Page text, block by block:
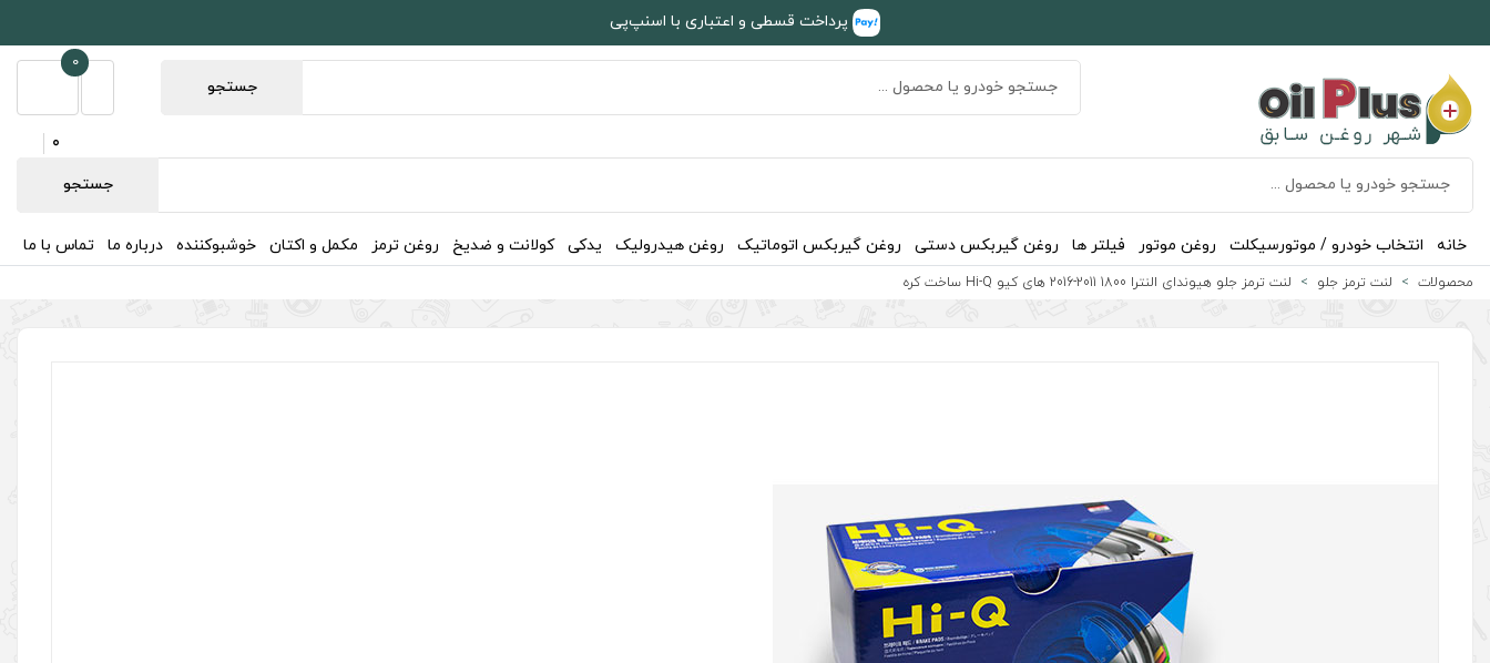
پرداخت قسطی و اعتباری با اسنپ‌پی
جستجو
0
0
جستجو
خانه انتخاب خودرو / موتورسیکلت روغن موتور فیلتر ها روغن گیربکس دستی روغن گیربکس اتوماتیک روغن هیدرولیک یدکی کولانت و ضدیخ روغن ترمز مکمل و اکتان خوشبوکننده درباره ما تماس با ما
محصولات لنت ترمز جلو لنت ترمز جلو هیوندای النترا 1800 2011-2016 های کیو Hi-Q ساخت کره